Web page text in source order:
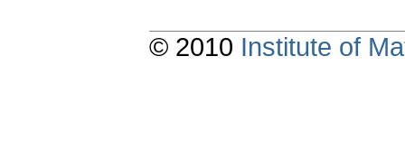
© 2010 Institute of